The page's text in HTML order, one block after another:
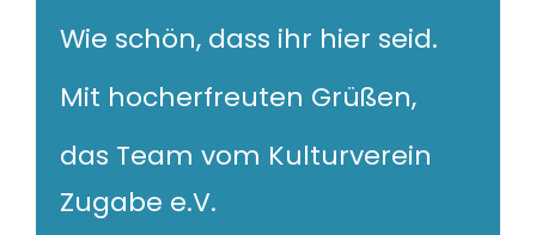
Wie schön, dass ihr hier seid.
Mit hocherfreuten Grüßen,
das Team vom Kulturverein
Zugabe e.V.